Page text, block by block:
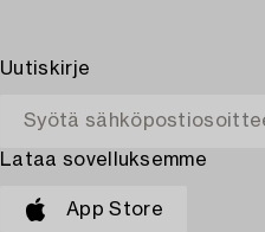
Uutiskirje
Lataa sovelluksemme
App Store